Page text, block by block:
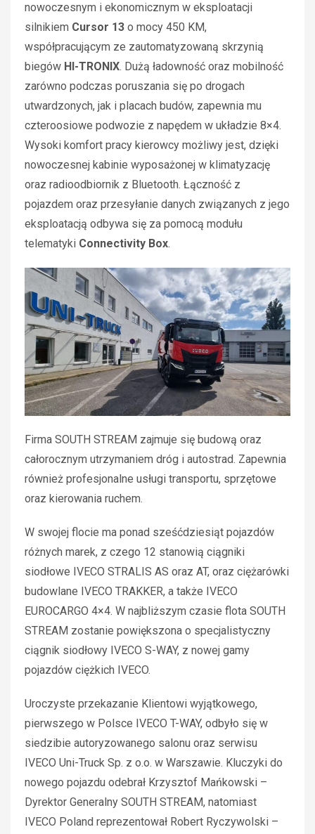
nowoczesnym i ekonomicznym w eksploatacji
silnikiem Cursor 13 o mocy 450 KM,
współpracującym ze zautomatyzowaną skrzynią
biegów HI-TRONIX. Dużą ładowność oraz mobilność
zarówno podczas poruszania się po drogach
utwardzonych, jak i placach budów, zapewnia mu
czteroosiowe podwozie z napędem w układzie 8×4.
Wysoki komfort pracy kierowcy możliwy jest, dzięki
nowoczesnej kabinie wyposażonej w klimatyzację
oraz radioodbiornik z Bluetooth. Łączność z
pojazdem oraz przesyłanie danych związanych z jego
eksploatacją odbywa się za pomocą modułu
telematyki Connectivity Box.
Firma SOUTH STREAM zajmuje się budową oraz
całorocznym utrzymaniem dróg i autostrad. Zapewnia
również profesjonalne usługi transportu, sprzętowe
oraz kierowania ruchem.
W swojej flocie ma ponad sześćdziesiąt pojazdów
różnych marek, z czego 12 stanowią ciągniki
siodłowe IVECO STRALIS AS oraz AT, oraz ciężarówki
budowlane IVECO TRAKKER, a także IVECO
EUROCARGO 4×4. W najbliższym czasie flota SOUTH
STREAM zostanie powiększona o specjalistyczny
ciągnik siodłowy IVECO S-WAY, z nowej gamy
pojazdów ciężkich IVECO.
Uroczyste przekazanie Klientowi wyjątkowego,
pierwszego w Polsce IVECO T-WAY, odbyło się w
siedzibie autoryzowanego salonu oraz serwisu
IVECO Uni-Truck Sp. z o.o. w Warszawie. Kluczyki do
nowego pojazdu odebrał Krzysztof Mańkowski –
Dyrektor Generalny SOUTH STREAM, natomiast
IVECO Poland reprezentował Robert Ryczywolski –